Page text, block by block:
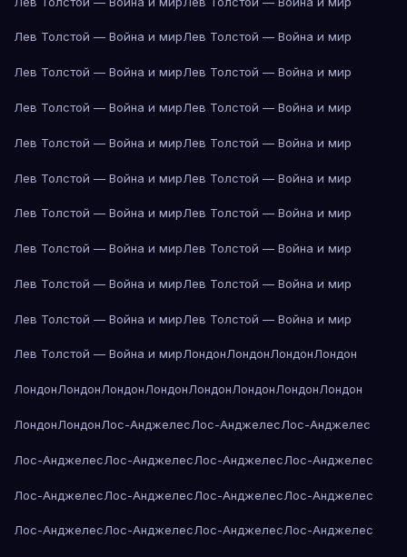
Лев Толстой — Война и мирЛев Толстой — Война и мир
Лев Толстой — Война и мирЛев Толстой — Война и мир
Лев Толстой — Война и мирЛев Толстой — Война и мир
Лев Толстой — Война и мирЛев Толстой — Война и мир
Лев Толстой — Война и мирЛев Толстой — Война и мир
Лев Толстой — Война и мирЛев Толстой — Война и мир
Лев Толстой — Война и мирЛев Толстой — Война и мир
Лев Толстой — Война и мирЛев Толстой — Война и мир
Лев Толстой — Война и мирЛев Толстой — Война и мир
Лев Толстой — Война и мирЛондонЛондонЛондонЛондон
ЛондонЛондонЛондонЛондонЛондонЛондонЛондонЛондон
ЛондонЛондонЛос-АнджелесЛос-АнджелесЛос-Анджелес
Лос-АнджелесЛос-АнджелесЛос-АнджелесЛос-Анджелес
Лос-АнджелесЛос-АнджелесЛос-АнджелесЛос-Анджелес
Лос-АнджелесЛос-АнджелесЛос-АнджелесЛос-Анджелес